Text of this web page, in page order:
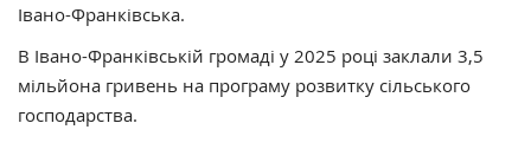
Івано-Франківська.
В Івано-Франківській громаді у 2025 році заклали 3,5
мільйона гривень на програму розвитку сільського
господарства.